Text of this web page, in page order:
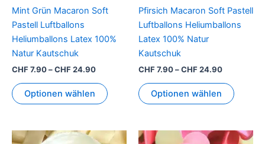
Mint Grün Macaron Soft
Pastell Luftballons
Heliumballons Latex 100%
Natur Kautschuk
CHF7.90–CHF24.90
Optionen wählen
der
Produktseite
gewählt
Pfirsich Macaron Soft Pastell
Luftballons Heliumballons
Latex 100% Natur
Kautschuk
CHF7.90–CHF24.90
Optionen wählen
der
Preisspanne:
Dieses
Dieses